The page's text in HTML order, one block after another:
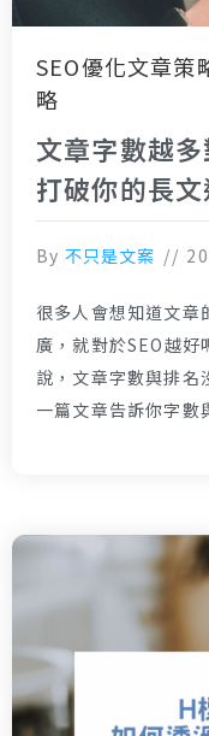
SEO優化文章策
略
文章字數越
打破你的長文
By 不只是文案
很多人會想知道文章
廣，就對於SEO越好
說，文章字數與排名
一篇文章告訴你字數